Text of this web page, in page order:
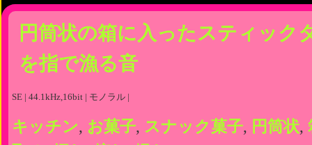
円筒状の箱に入ったスティック
を指で漁る音
SE | 44.1kHz,16bit | モノラル |
キッチン, お菓子, スナック菓子, 円筒状,